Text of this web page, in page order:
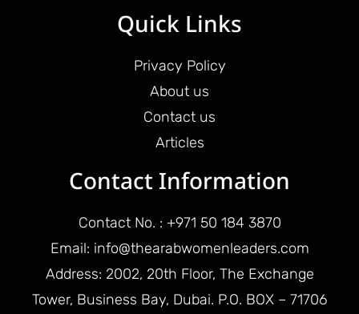
Quick Links
Privacy Policy
About us
Contact us
Articles
Contact Information
Contact No. : +971 50 184 3870
Email: info@thearabwomenleaders.com
Address: 2002, 20th Floor, The Exchange
Tower, Business Bay, Dubai. P.O. BOX – 71706